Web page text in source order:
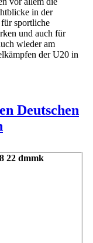
in der
sportliche
und auch für
wieder am
der U20 in
Deutschen